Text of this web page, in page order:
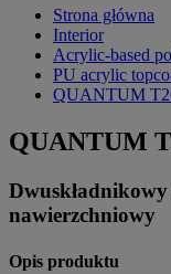
Strona główna
Interior
Acrylic-based
PU acrylic
QUANTUM
QUANTUM
nawierzchniowy
Opis produktu